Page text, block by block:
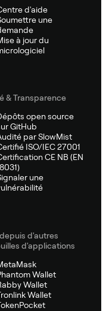
d'aide
une
à jour du
& Transparence
open source
GitHub
par SlowMist
ISO/IEC 27001
CE NB (EN
une
d'autres
d'applications
Wallet
Wallet
Wallet